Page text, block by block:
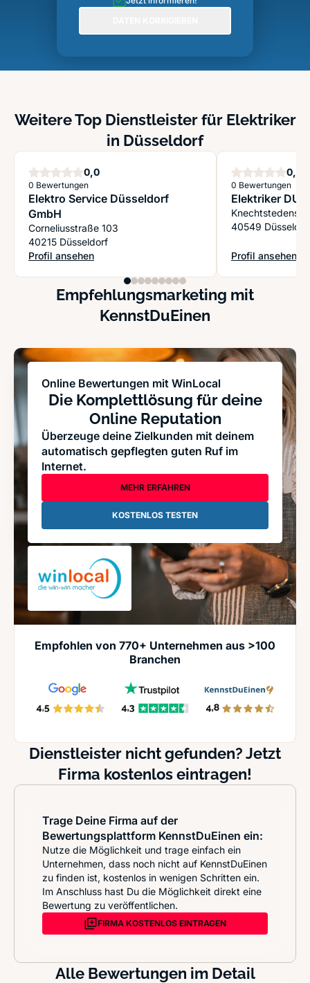
Weitere Top Dienstleister für Elektriker
in Düsseldorf
0,0Sterne
0 Bewertungen
Elektro Service Düsseldorf
GmbH
Corneliusstraße 103
40215 Düsseldorf
Profil ansehen
: Elektro Service Düsseldorf GmbH
0,0
0 Bewertungen
Elektriker DUS
40549
Profil ansehen
: Elektriker DUS
Empfehlungsmarketing mit
KennstDuEinen
Online Bewertungen mit WinLocal
Die Komplettlösung für deine
Online Reputation
Überzeuge deine Zielkunden mit deinem
automatisch gepflegten guten Ruf im
Internet.
MEHR ERFAHREN
KOSTENLOS TESTEN
Empfohlen von 770+ Unternehmen aus >100
Branchen
Dienstleister nicht gefunden? Jetzt
Firma kostenlos eintragen!
Trage Deine Firma auf der
Bewertungsplattform KennstDuEinen ein:
Nutze die Möglichkeit und trage einfach ein
Unternehmen, dass noch nicht auf KennstDuEinen
zu finden ist, kostenlos in wenigen Schritten ein.
Im Anschluss hast Du die Möglichkeit direkt eine
Bewertung zu veröffentlichen.
FIRMA KOSTENLOS EINTRAGEN
Alle Bewertungen im Detail